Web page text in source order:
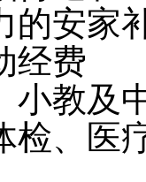
的安家
经费
小教及
检、医